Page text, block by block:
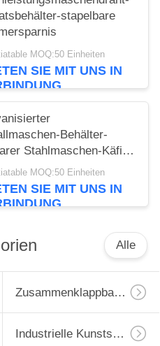
stapelbare
MOQ:50 Einheiten
SIE MIT UNS IN
Behälter-
Stahlmaschen-Käfig
Palette
MOQ:50 Einheiten
SIE MIT UNS IN
Alle
Zusammenklappbarer Drahtbehälter
Industrielle Kunststoffpalette